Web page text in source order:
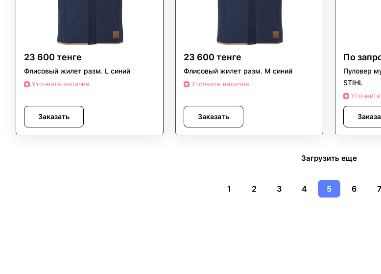
23 600 тенге
Флисовый жилет разм. L синий
Уточните наличие
Заказать
23 600 тенге
Флисовый жилет разм. М синий
Уточните наличие
Заказать
По
Пуловер
STIHL
Загрузить еще
1 2 3 4 5 6 7